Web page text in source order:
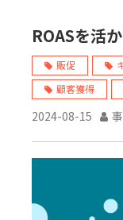
ROASを活
販促
顧客獲得
2024-08-15